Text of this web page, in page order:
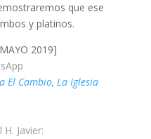
que ese
y platinos.
2019]
El Cambio, La Iglesia
Javier: